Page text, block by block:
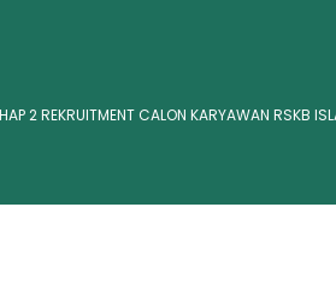
2 REKRUITMENT CALON KARYAWAN RSKB